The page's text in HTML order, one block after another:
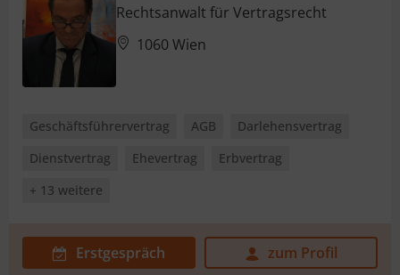
Rechtsanwalt für Vertragsrecht
1060 Wien
Geschäftsführervertrag AGB
Darlehensvertrag
Dienstvertrag
Ehevertrag
Erbvertrag
+ 13 weitere
Erstgespräch zum Profil